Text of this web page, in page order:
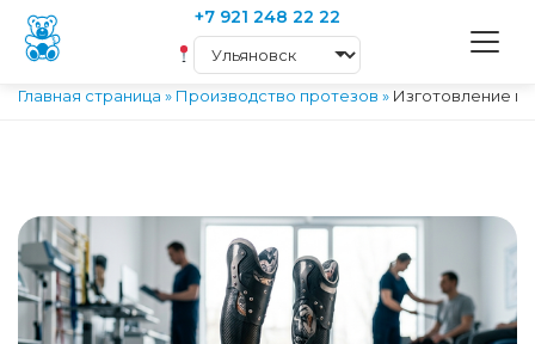
+7 921 248 22 22
Главная страница » Производство протезов » Изготовление